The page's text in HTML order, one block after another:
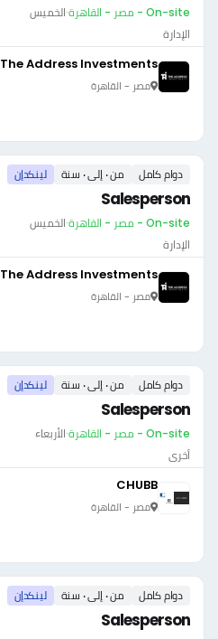
On-site - مصر - القاهرة ·الخميس
الإدارة
The Address Investments
مصر - القاهرة
دوام كامل من ٠ إلى ٠ سنة لينكدإن
Salesperson
On-site - مصر - القاهرة ·الخميس
الإدارة
The Address Investments
مصر - القاهرة
دوام كامل من ٠ إلى ٠ سنة لينكدإن
Salesperson
On-site - مصر - القاهرة ·الأربعاء
أخرى
CHUBB
مصر - القاهرة
دوام كامل من ٠ إلى ٠ سنة لينكدإن
Salesperson